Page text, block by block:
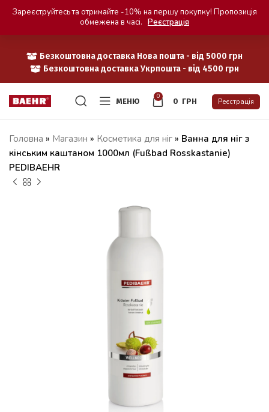
Безкоштовна доставка Нова пошта - від 5000 грн
Безкоштовна доставка Укрпошта - від 4500 грн
МЕНЮ
0
0 ГРН Реєстрація
Головна » Магазин » Косметика для ніг » Ванна для ніг з
кінським каштаном 1000мл (Fußbad Rosskastanie)
PEDIBAEHR
Зареєструйтесь та отримайте -10% на першу покупку! Пропозиція
обмежена в часі. Реєстрація